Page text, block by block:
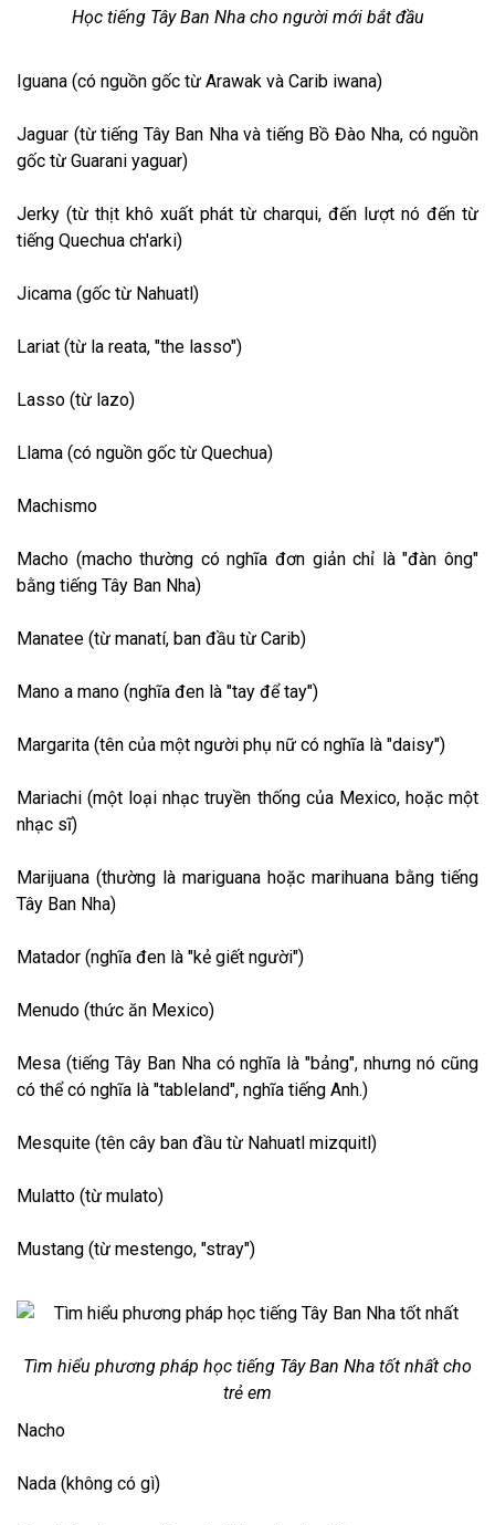
Học tiếng Tây Ban Nha cho người mới bắt đầu
Iguana (có nguồn gốc từ Arawak và Carib iwana)
Jaguar (từ tiếng Tây Ban Nha và tiếng Bồ Đào Nha, có nguồn
gốc từ Guarani yaguar)
Jerky (từ thịt khô xuất phát từ charqui, đến lượt nó đến từ
tiếng Quechua ch'arki)
Jicama (gốc từ Nahuatl)
Lariat (từ la reata, "the lasso")
Lasso (từ lazo)
Llama (có nguồn gốc từ Quechua)
Machismo
Macho (macho thường có nghĩa đơn giản chỉ là "đàn ông"
bằng tiếng Tây Ban Nha)
Manatee (từ manatí, ban đầu từ Carib)
Mano a mano (nghĩa đen là "tay để tay")
Margarita (tên của một người phụ nữ có nghĩa là "daisy")
Mariachi (một loại nhạc truyền thống của Mexico, hoặc một
nhạc sĩ)
Marijuana (thường là mariguana hoặc marihuana bằng tiếng
Tây Ban Nha)
Matador (nghĩa đen là "kẻ giết người")
Menudo (thức ăn Mexico)
Mesa (tiếng Tây Ban Nha có nghĩa là "bảng", nhưng nó cũng
có thể có nghĩa là "tableland", nghĩa tiếng Anh.)
Mesquite (tên cây ban đầu từ Nahuatl mizquitl)
Mulatto (từ mulato)
Mustang (từ mestengo, "stray")
Tìm hiểu phương pháp học tiếng Tây Ban Nha tốt nhất cho
trẻ em
Nacho
Nada (không có gì)